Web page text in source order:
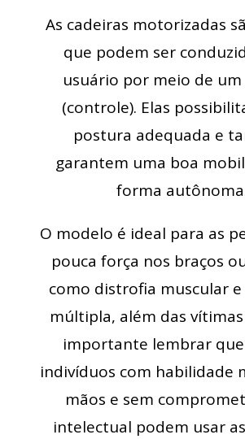
As cadeiras motorizadas
que podem ser
usuário por meio de
(controle). Elas
postura adequada e
garantem uma boa
forma
O modelo é ideal para as
pouca força nos braços
como distrofia muscular e
múltipla, além das vítimas
importante lembrar
indivíduos com habilidade
mãos e sem
intelectual podem usar